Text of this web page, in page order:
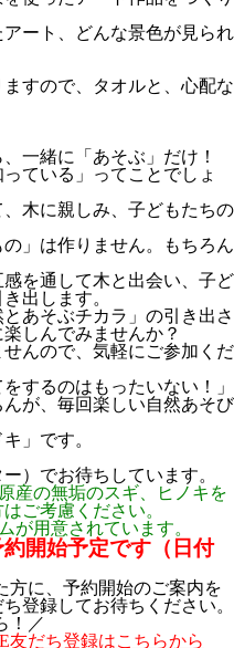
ート、どんな景色が見られ
すので、タオルと、心配な
一緒に「あそぶ」だけ！
ている」ってことでしょ
、木に親しみ、子どもたちの
」は作りません。もちろん
を通して木と出会い、子ど
出します。
あそぶチカラ」の引き出さ
しんでみませんか？
んので、気軽にご参加くだ
するのはもったいない！」
が、毎回楽しい自然あそび
」です。
）でお待ちしています。
産の無垢のスギ、ヒノキを
ご考慮ください。
が用意されています。
開始予定です（日付
方に、予約開始のご案内を
登録してお待ちください。
！／